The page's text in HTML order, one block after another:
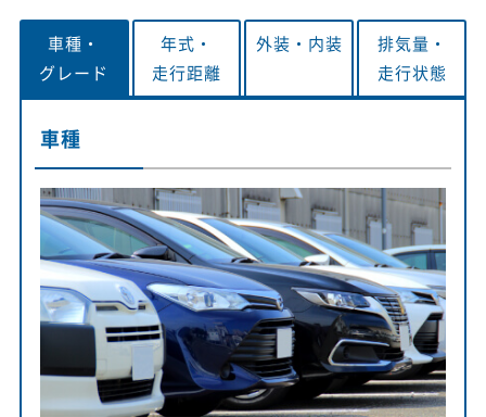
車種・
グレード
年式・
走行距離
外装・ 内装
排気量・
走行状態
車種